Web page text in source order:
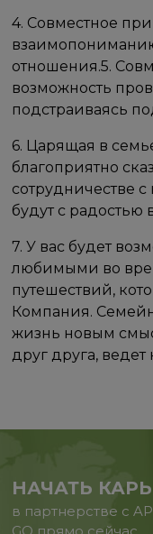
4. Совместное
отношения.5.
возможность
подстраиваясь
6. Царящая в
благоприятно
сотрудничестве
будут с радостью
7. У вас будет
любимыми во
путешествий,
Компания.
жизнь новым
друг друга, ведет
НАЧАТЬ
в партнерстве с